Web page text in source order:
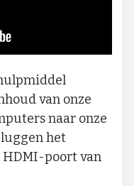
van onze
naar onze
het
HDMI-poort van